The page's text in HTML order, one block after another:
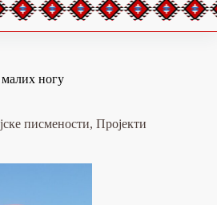
ногу
писмености, Пројекти